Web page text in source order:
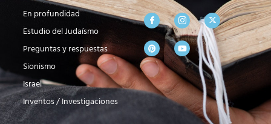
En profundidad
Estudio del Judaísmo
Preguntas y respuestas
Sionismo
Israel
Inventos / Investigaciones